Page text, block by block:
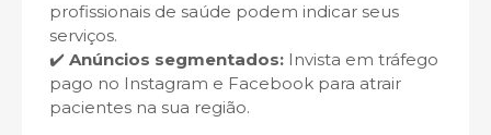
profissionais de saúde podem indicar seus
serviços.
✔️ Anúncios segmentados: Invista em tráfego
pago no Instagram e Facebook para atrair
pacientes na sua região.